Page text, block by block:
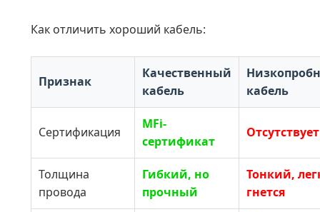
Как отличить хороший кабель:
Признак
Качественный
кабель
кабель
Сертификация
MFi-
сертификат
Отсутствует
Толщина
провода
Гибкий, но
прочный
Тонкий,
гнется